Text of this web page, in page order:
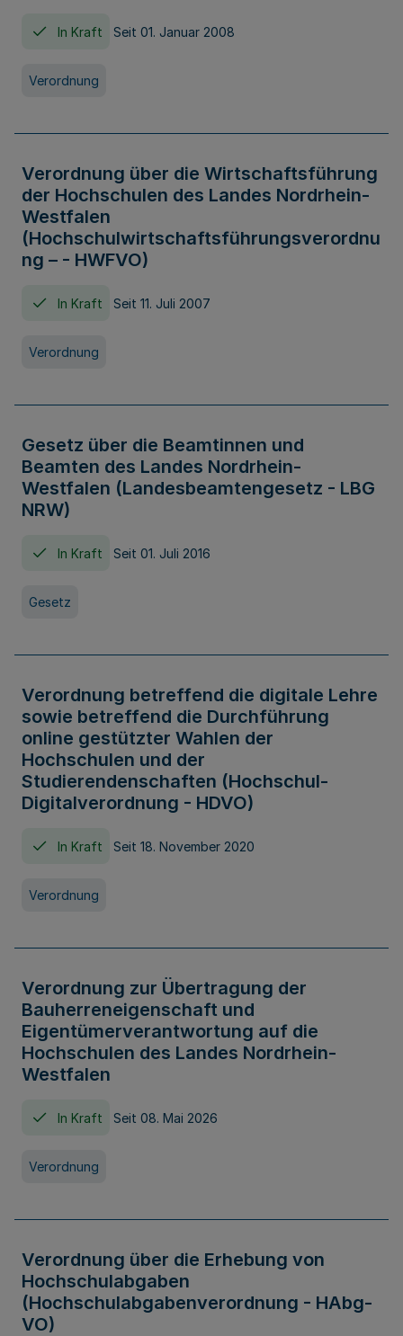
In Kraft Seit 01. Januar 2008
Verordnung
Verordnung über die Wirtschaftsführung
der Hochschulen des Landes Nordrhein-
Westfalen
(Hochschulwirtschaftsführungsverordnu
ng – - HWFVO)
In Kraft Seit 11. Juli 2007
Verordnung
Gesetz über die Beamtinnen und
Beamten des Landes Nordrhein-
Westfalen (Landesbeamtengesetz - LBG
NRW)
In Kraft Seit 01. Juli 2016
Gesetz
Verordnung betreffend die digitale Lehre
sowie betreffend die Durchführung
online gestützter Wahlen der
Hochschulen und der
Studierendenschaften (Hochschul-
Digitalverordnung - HDVO)
In Kraft Seit 18. November 2020
Verordnung
Verordnung zur Übertragung der
Bauherreneigenschaft und
Eigentümerverantwortung auf die
Hochschulen des Landes Nordrhein-
Westfalen
In Kraft Seit 08. Mai 2026
Verordnung
Verordnung über die Erhebung von
Hochschulabgaben
(Hochschulabgabenverordnung - HAbg-
VO)